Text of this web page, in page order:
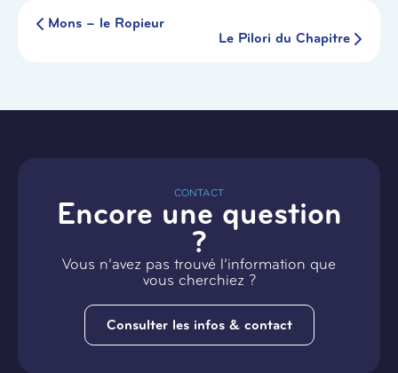
Mons – le Ropieur
Le Pilori du Chapitre
CONTACT
Encore une question
?
Vous n’avez pas trouvé l’information que
vous cherchiez ?
Consulter les infos & contact